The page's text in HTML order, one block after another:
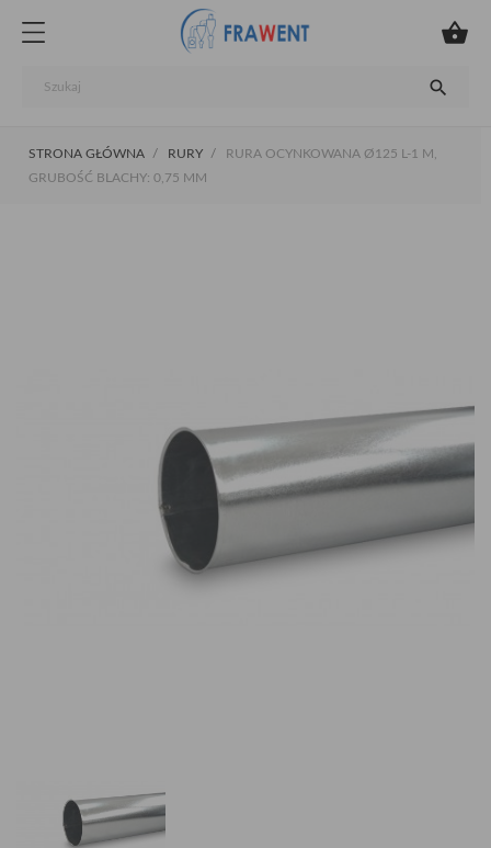


STRONA GŁÓWNA RURY
RURA OCYNKOWANA Ø125 L-1 M,
GRUBOŚĆ BLACHY: 0,75 MM